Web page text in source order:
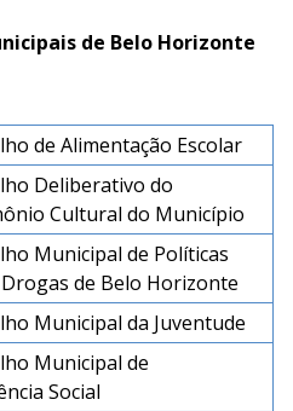
de Belo Horizonte
de Alimentação Escolar
Deliberativo do
Cultural do Município
Municipal de Políticas
de Belo Horizonte
Municipal da Juventude
Municipal de
Social